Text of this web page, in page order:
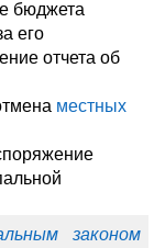
бюджета
его
отчета об
местных
законом